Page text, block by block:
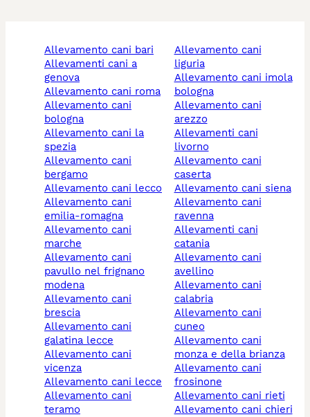
allevamento cani bari
allevamenti cani a
genova
allevamento cani roma
allevamento cani
bologna
allevamento cani la
spezia
allevamento cani
bergamo
allevamento cani lecco
allevamento cani
emilia-romagna
allevamento cani
marche
allevamento cani
pavullo nel frignano
modena
allevamento cani
brescia
allevamento cani
galatina lecce
allevamento cani
vicenza
allevamento cani lecce
allevamento cani
teramo
allevamento cani
liguria
allevamento cani imola
bologna
allevamento cani
arezzo
allevamenti cani
livorno
allevamento cani
caserta
allevamento cani siena
allevamento cani
ravenna
allevamenti cani
catania
allevamento cani
avellino
allevamento cani
calabria
allevamento cani
cuneo
allevamento cani
monza e della brianza
allevamento cani
frosinone
allevamento cani rieti
allevamento cani chieri